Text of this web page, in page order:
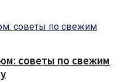
советы по свежим